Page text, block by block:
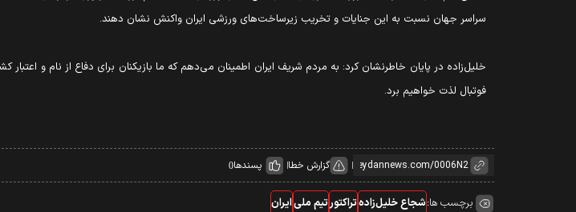
سراسر جهان نسبت به این جنایات و تخریب زیرساخت‌های ورزشی ایران واکنش نشان دهند.
خلیل‌زاده در پایان خاطرنشان کرد: به مردم شریف ایران اطمینان می‌دهم که ما بازیکنان برای دفاع از نام و
فوتبال لذت خواهیم برد.
گزارش خطا پسندها0
برچسب ها:شجاع خلیل‌زادهتراکتورتیم ملیایران